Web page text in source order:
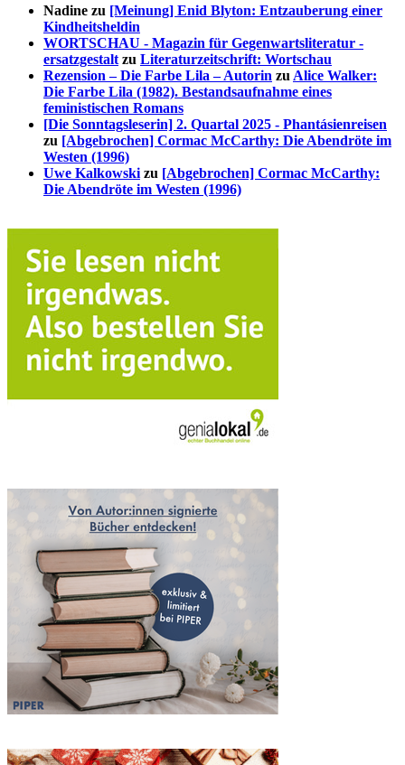
Nadine zu [Meinung] Enid Blyton: Entzauberung einer
Kindheitsheldin
WORTSCHAU - Magazin für Gegenwartsliteratur -
ersatzgestalt zu Literaturzeitschrift: Wortschau
Rezension – Die Farbe Lila – Autorin zu Alice Walker:
Die Farbe Lila (1982). Bestandsaufnahme eines
feministischen Romans
[Die Sonntagsleserin] 2. Quartal 2025 - Phantásienreisen
zu [Abgebrochen] Cormac McCarthy: Die Abendröte im
Westen (1996)
Uwe Kalkowski zu [Abgebrochen] Cormac McCarthy:
Die Abendröte im Westen (1996)